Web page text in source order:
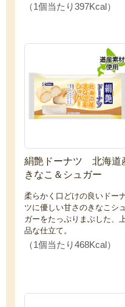
（1個当たり397Kcal）
絹艶ドーナツ 北海道
きなこ＆シュガー
柔らかく口どけの良いドー
ツに優しい甘さのきなこシュ
ガーをたっぷりまぶした、
品な仕立て。
（1個当たり468Kcal）